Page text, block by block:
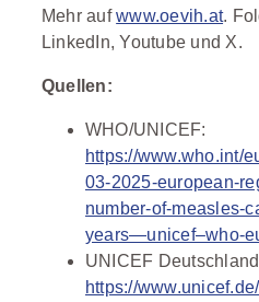
Mehr aufwww.oevih.at.
LinkedIn, Youtube und X.
Quellen:
WHO/UNICEF:
https://www.who.int/
03-2025-european-
number-of-measles-
years—unicef–who-
UNICEF
https://